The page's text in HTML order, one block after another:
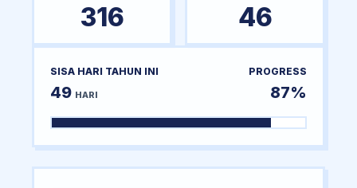
316 46
SISA HARI TAHUN INI
49 HARI
PROGRESS
87%